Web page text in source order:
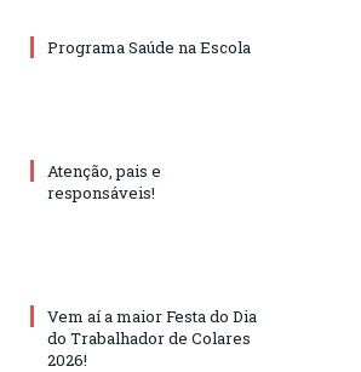
Programa Saúde na Escola
Atenção, pais e
responsáveis!
Vem aí a maior Festa do Dia
do Trabalhador de Colares
2026!